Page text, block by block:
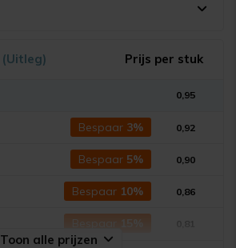
(Uitleg) Prijs per stuk
0,95
Bespaar 3% 0,92
Bespaar 5% 0,90
Bespaar 10% 0,86
Bespaar 15%
Toon alle prijzen